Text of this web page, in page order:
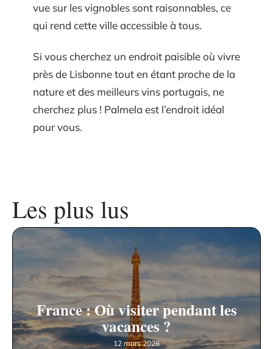
vue sur les vignobles sont raisonnables, ce
qui rend cette ville accessible à tous.
Si vous cherchez un endroit paisible où vivre
près de Lisbonne tout en étant proche de la
nature et des meilleurs vins portugais, ne
cherchez plus ! Palmela est l’endroit idéal
pour vous.
Les plus lus
France : Où visiter pendant les
vacances ?
12 mars 2026